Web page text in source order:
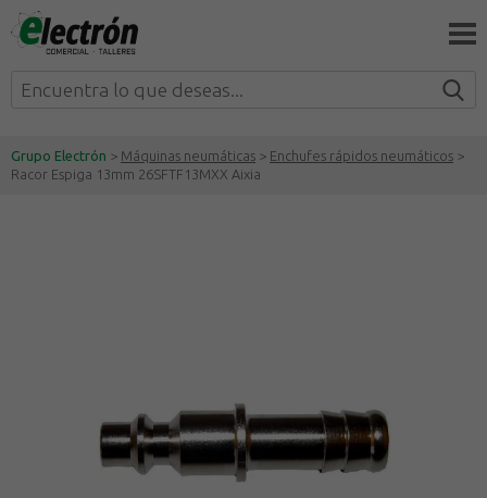
Grupo Electrón > Máquinas neumáticas > Enchufes rápidos neumáticos >
Racor Espiga 13mm 26SFTF13MXX Aixia